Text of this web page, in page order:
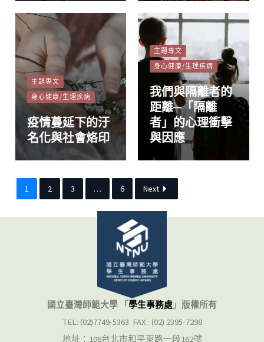
主題專文
身心健康/生理疾病
疫情蔓延下的汙
名化與社會烙印
主題專文
身心健康/生理疾病
我們與隔離者的
距離─「隔離
者」的心理衝擊
與因應
1 2 3 … 6 Next
國立臺灣師範大學 「學生事務處 」 版權所有
TEL: (02)7749-5363 FAX : (02) 2395-7298
地址：106台北市和平東路一段162號